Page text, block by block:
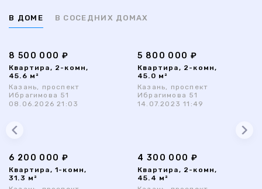
В ДОМЕ В СОСЕДНИХ ДОМАХ
8 500 000 ₽
Квартира, 2-комн,
45.6 м²
Казань, проспект
Ибрагимова 51
08.06.2026 21:03
5 800 000 ₽
Квартира, 2-комн,
45.0 м²
Казань, проспект
Ибрагимова 51
14.07.2023 11:49
6 200 000 ₽
Квартира, 1-комн,
31.3 м²
4 300 000 ₽
Квартира, 2-комн,
45.4 м²